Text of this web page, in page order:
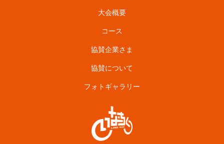
大会概要
コース
協賛企業さま
協賛について
フォトギャラリー